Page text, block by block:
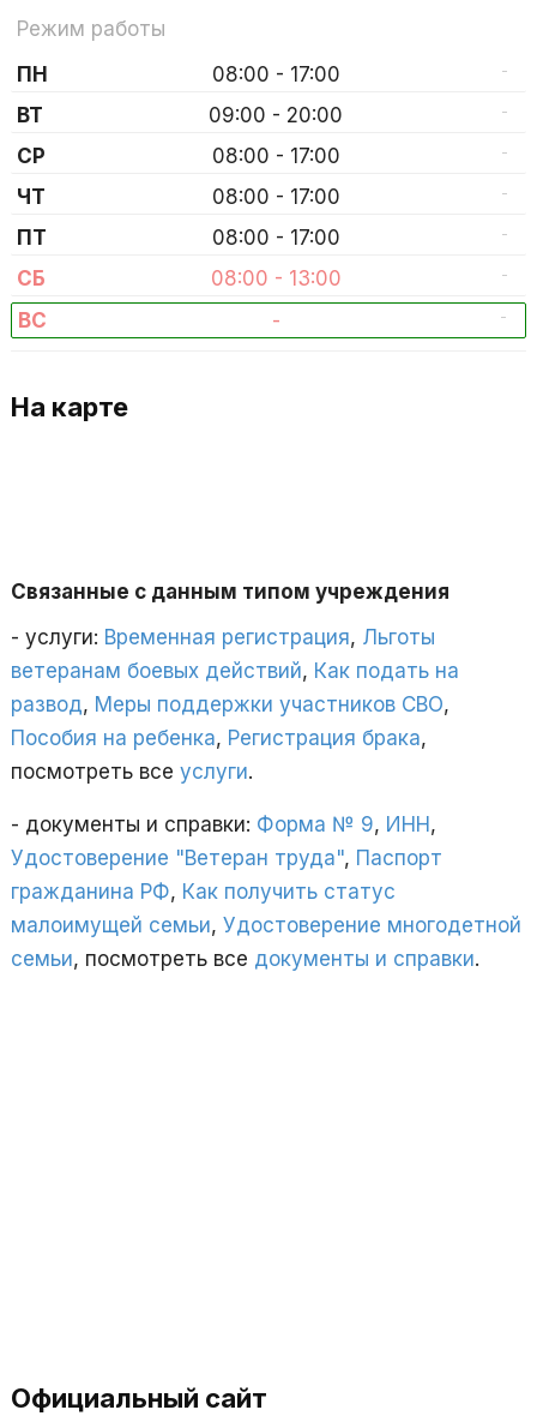
Режим работы
ПН
08:00 - 17:00 -
ВТ 09:00 - 20:00 -
СР 08:00 - 17:00 -
ЧТ 08:00 - 17:00 -
ПТ 08:00 - 17:00 -
СБ 08:00 - 13:00 -
ВС - -
На карте
Связанные с данным типом учреждения
- услуги: Временная регистрация, Льготы
ветеранам боевых действий, Как подать на
развод, Меры поддержки участников СВО,
Пособия на ребенка, Регистрация брака,
посмотреть все услуги.
- документы и справки: Форма № 9, ИНН ,
Удостоверение "Ветеран труда", Паспорт
гражданина РФ, Как получить статус
малоимущей семьи, Удостоверение многодетной
семьи, посмотреть все документы и справки.
Официальный сайт